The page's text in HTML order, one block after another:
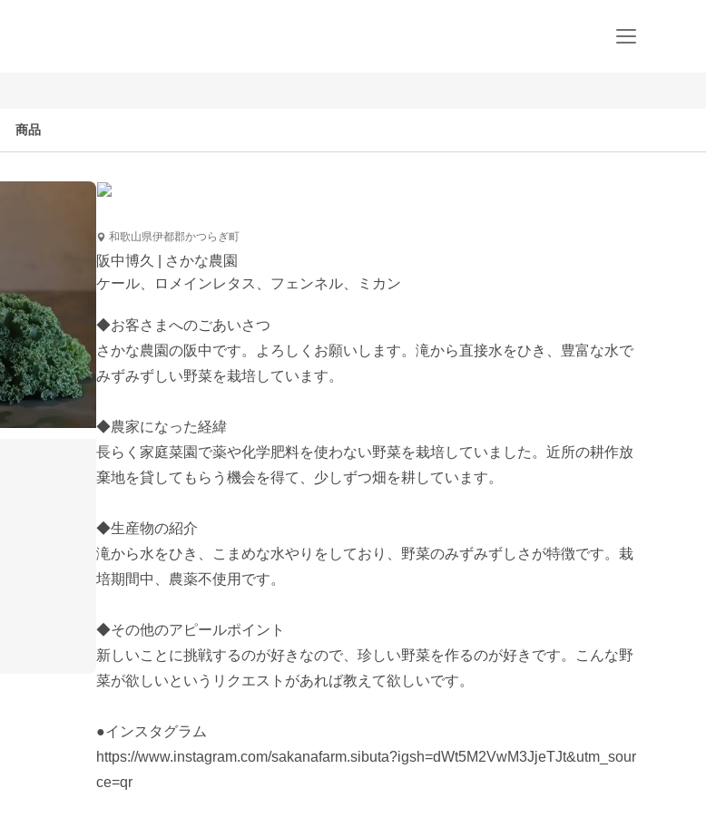
商品
和歌山県伊都郡かつらぎ町
阪中博久 | さかな農園
ケール、ロメインレタス、フェンネル、ミカン
◆お客さまへのごあいさつ
さかな農園の阪中です。よろしくお願いします。滝から直接水をひき、豊富な水で
みずみずしい野菜を栽培しています。
◆農家になった経緯
長らく家庭菜園で薬や化学肥料を使わない野菜を栽培していました。近所の耕作放
棄地を貸してもらう機会を得て、少しずつ畑を耕しています。
◆生産物の紹介
滝から水をひき、こまめな水やりをしており、野菜のみずみずしさが特徴です。栽
培期間中、農薬不使用です。
◆その他のアピールポイント
新しいことに挑戦するのが好きなので、珍しい野菜を作るのが好きです。こんな野
菜が欲しいというリクエストがあれば教えて欲しいです。
●インスタグラム
https://www.instagram.com/sakanafarm.sibuta?igsh=dWt5M2VwM3JjeTJt&utm_sour
ce=qr